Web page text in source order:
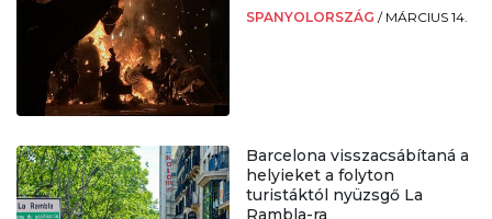
SPANYOLORSZÁG / MÁRCIUS 14.
Barcelona visszacsábítaná a
helyieket a folyton
turistáktól nyüzsgő La
Rambla-ra